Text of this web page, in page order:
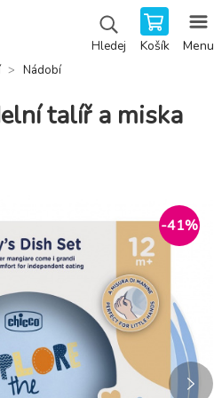
Hledej Košík Menu
Nádobí
talíř a miska
-41%